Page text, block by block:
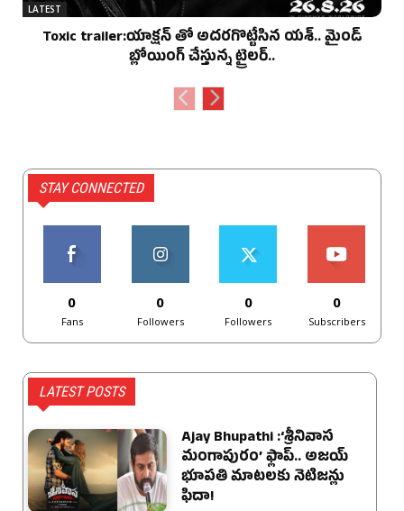
LATEST
Toxic trailer:యాక్షన్ తో అదరగొట్టేసిన యశ్.. మైండ్
బ్లోయింగ్ చేస్తున్న ట్రైలర్..
STAY CONNECTED
0
Fans
0
Followers
0
Followers
0
Subscribers
LATEST POSTS
Ajay Bhupathi :‘శ్రీనివాస
మంగాపురం’ ఫ్లాప్.. అజయ్
భూపతి మాటలకు నెటిజన్లు
ఫిదా!